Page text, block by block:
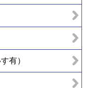
有）